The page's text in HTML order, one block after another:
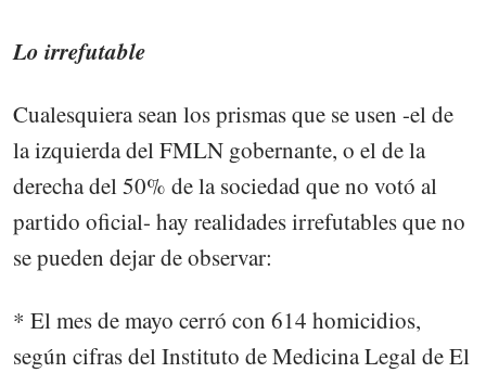
Lo irrefutable
Cualesquiera sean los prismas que se usen -el de
la izquierda del FMLN gobernante, o el de la
derecha del 50% de la sociedad que no votó al
partido oficial- hay realidades irrefutables que no
se pueden dejar de observar:
* El mes de mayo cerró con 614 homicidios,
según cifras del Instituto de Medicina Legal de El